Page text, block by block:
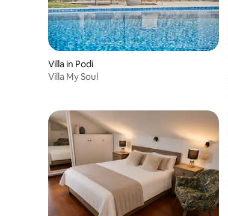
Villa in Podi
Villa My Soul